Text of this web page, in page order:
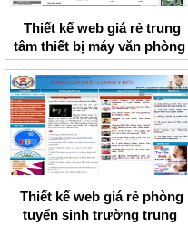
Thiết kế web giá rẻ trung
tâm thiết bị máy văn phòng
ACM
Thiết kế web giá rẻ phòng
tuyển sinh trường trung